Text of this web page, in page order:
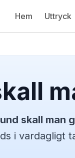
Hem Uttryck
skall man
i vardagligt